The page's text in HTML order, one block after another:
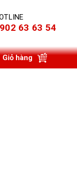
63 63 54
Giỏ hàng